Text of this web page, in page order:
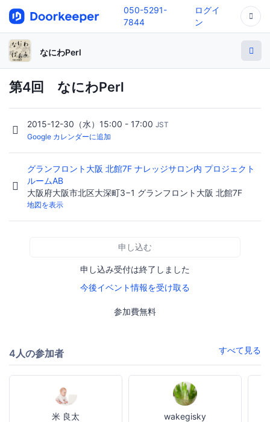
050-5291-
7844
ログイ
ン
なにわPerl
第4回 なにわPerl
2015-12-30（水）15:00 - 17:00 JST
Google カレンダーに追加
グランフロント大阪 北館7F ナレッジサロン内 プロジェクト
ルームAB
大阪府大阪市北区大深町3−1 グランフロント大阪 北館7F
地図を表示
申し込む
申し込み受付は終了しました
今後イベント情報を受け取る
参加費無料
4人の参加者 すべて見る
米 良太 wakegisky